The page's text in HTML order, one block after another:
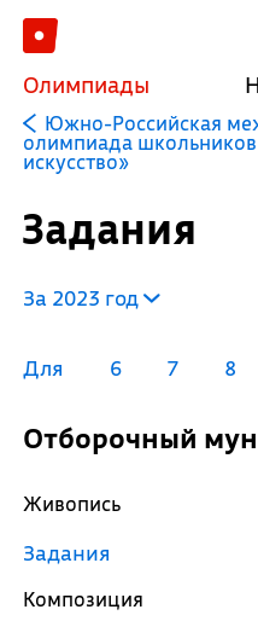
Олимпиады
Южно-Российская
олимпиада школьников
искусство»
Задания
За 2023 год
Для 6 7 8
Отборочный
Живопись
Задания
Композиция